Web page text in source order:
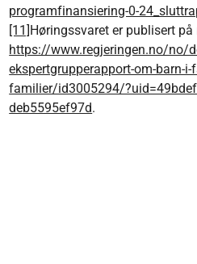
programfinansiering-0-
[11]Høringssvaret er publisert
https://www.regjeringen.no/no/
ekspertgrupperapport-om-barn-i-
familier/id3005294/
deb5595ef97d.